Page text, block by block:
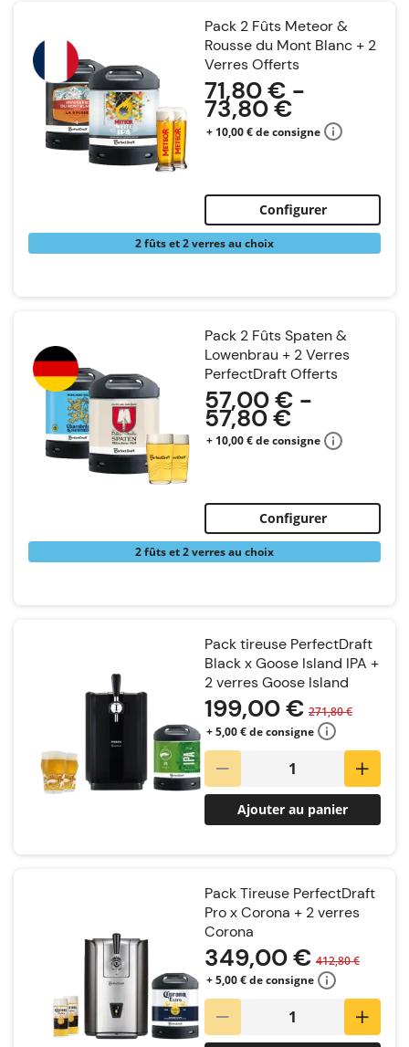
Pack 2 Fûts Meteor &
Rousse du Mont Blanc + 2
Verres Offerts
71,80 € -
73,80 €
+ 10,00 € de consigne
Configurer
2 fûts et 2 verres au choix
Pack 2 Fûts Spaten &
Lowenbrau + 2 Verres
PerfectDraft Offerts
57,00 € -
57,80 €
+ 10,00 € de consigne
Configurer
2 fûts et 2 verres au choix
Pack tireuse PerfectDraft
Black x Goose Island IPA +
2 verres Goose Island
199,00 € 271,80 €
+ 5,00 € de consigne
Ajouter au panier
Pack Tireuse PerfectDraft
Pro x Corona + 2 verres
Corona
349,00 € 412,80 €
+ 5,00 € de consigne